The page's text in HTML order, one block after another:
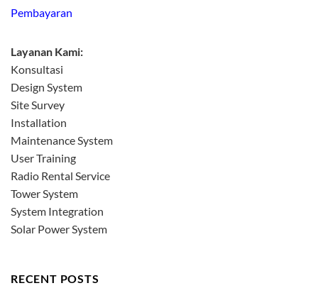
Pembayaran
Layanan Kami:
Konsultasi
Design System
Site Survey
Installation
Maintenance System
User Training
Radio Rental Service
Tower System
System Integration
Solar Power System
RECENT POSTS